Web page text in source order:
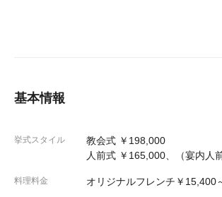
基本情報
挙式スタイル
教会式 ￥198,000
人前式 ￥165,000、（宴内人
料理料金 オリジナルフレンチ￥15,400